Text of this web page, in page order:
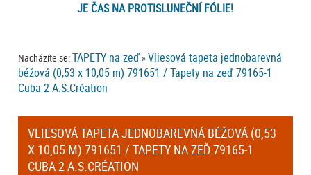
JE ČAS NA PROTISLUNEČNÍ FÓLIE!
Nacházíte se:TAPETY na zeď »Vliesová tapeta jednobarevná
béžová (0,53 x 10,05 m) 791651 / Tapety na zeď 79165-1
Cuba 2 A.S.Création
VLIESOVÁ TAPETA JEDNOBAREVNÁ BÉŽOVÁ (0,53
X 10,05 M) 791651 / TAPETY NA ZEĎ 79165-1
CUBA 2 A.S.CRÉATION